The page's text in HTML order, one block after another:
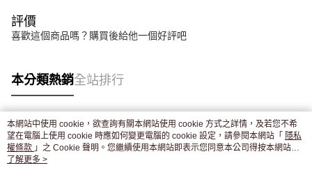
評價
喜歡這個商品嗎？購買後給他一個好評吧
本分類熱銷全站排行
熱門標籤
本網站中使用 cookie，欲查詢有關本網站使用 cookie 方式之詳情，及若您不希
望在電腦上使用 cookie 時應如何變更電腦的 cookie 設定，請參閱本網站「 隱私
權條款 」之 Cookie 聲明。您繼續使用本網站即表示您同意本公司得按本網站使
用條款之 Cookie 聲明使用 cookie。
了解更多 >